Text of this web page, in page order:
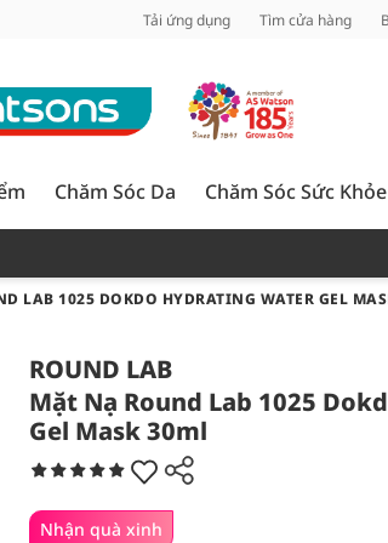
Tải ứng dụng Tìm cửa hàng
Chăm Sóc Da Chăm Sóc Sức Khỏe
LAB 1025 DOKDO HYDRATING WATER GEL
ROUND LAB
Mặt Nạ Round Lab 1025
Gel Mask 30ml
Nhận quà xinh